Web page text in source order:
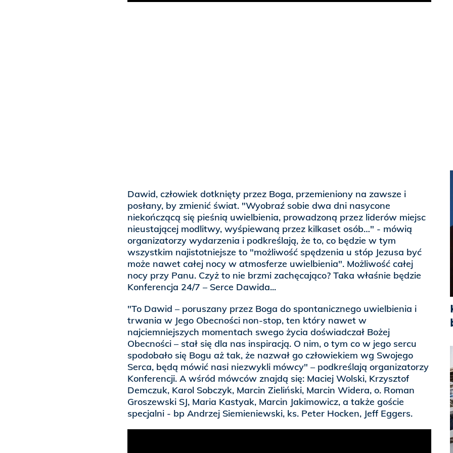
Dawid, człowiek dotknięty przez Boga, przemieniony na zawsze i
posłany, by zmienić świat. "Wyobraź sobie dwa dni nasycone
niekończącą się pieśnią uwielbienia, prowadzoną przez liderów miejsc
nieustającej modlitwy, wyśpiewaną przez kilkaset osób…" - mówią
organizatorzy wydarzenia i podkreślają, że to, co będzie w tym
wszystkim najistotniejsze to "możliwość spędzenia u stóp Jezusa być
może nawet całej nocy w atmosferze uwielbienia". Możliwość całej
nocy przy Panu. Czyż to nie brzmi zachęcająco? Taka właśnie będzie
Konferencja 24/7 – Serce Dawida...
"To Dawid – poruszany przez Boga do spontanicznego uwielbienia i
trwania w Jego Obecności non-stop, ten który nawet w
najciemniejszych momentach swego życia doświadczał Bożej
Obecności – stał się dla nas inspiracją. O nim, o tym co w jego sercu
spodobało się Bogu aż tak, że nazwał go człowiekiem wg Swojego
Serca, będą mówić nasi niezwykli mówcy" – podkreślają organizatorzy
Konferencji. A wśród mówców znajdą się: Maciej Wolski, Krzysztof
Demczuk, Karol Sobczyk, Marcin Zieliński, Marcin Widera, o. Roman
Groszewski SJ, Maria Kastyak, Marcin Jakimowicz, a także goście
specjalni - bp Andrzej Siemieniewski, ks. Peter Hocken, Jeff Eggers.